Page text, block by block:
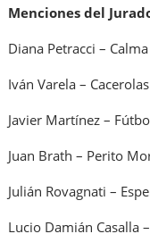
Menciones del
Diana Petracci –
Iván Varela –
Javier Martínez –
Juan Brath – Perito
Julián Rovagnati –
Lucio Damián Casalla